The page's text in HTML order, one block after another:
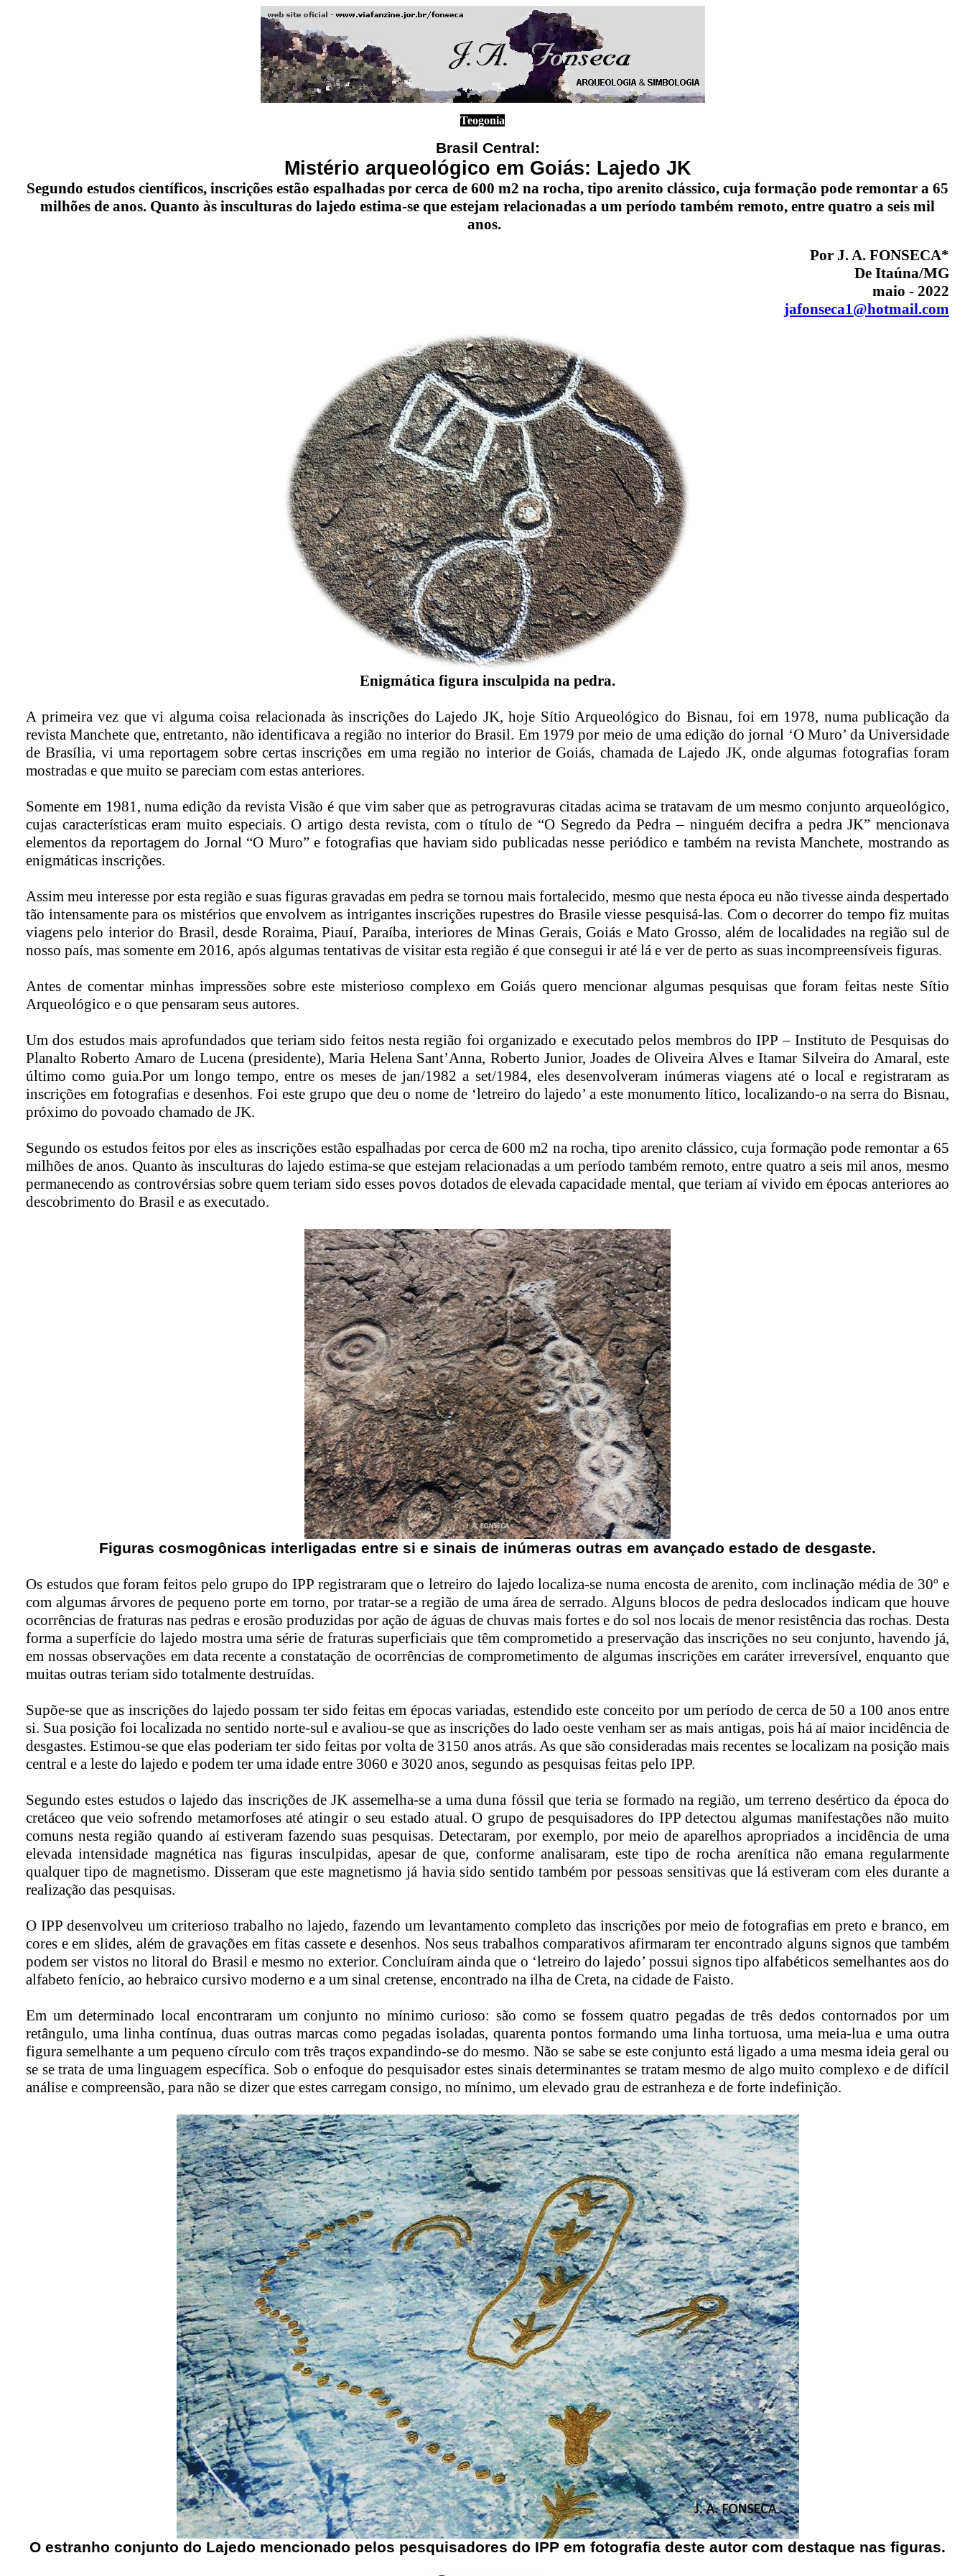
Teogonia
Brasil Central:
Mistério arqueológico em Goiás: Lajedo JK
Segundo estudos científicos, inscrições estão espalhadas por cerca de 600 m2 na rocha, tipo arenito clássico, cuja formação pode remontar a 65
milhões de anos. Quanto às insculturas do lajedo estima-se que estejam relacionadas a um período também remoto, entre quatro a seis mil
anos.
Por J. A. FONSECA*
De Itaúna/MG
maio - 2022
jafonseca1@hotmail.com
Enigmática figura insculpida na pedra.
A primeira vez que vi alguma coisa relacionada às inscrições do Lajedo JK, hoje Sítio Arqueológico do Bisnau, foi em 1978, numa publicação da
revista Manchete que, entretanto, não identificava a região no interior do Brasil. Em 1979 por meio de uma edição do jornal ‘O Muro’ da Universidade
de Brasília, vi uma reportagem sobre certas inscrições em uma região no interior de Goiás, chamada de Lajedo JK, onde algumas fotografias foram
mostradas e que muito se pareciam com estas anteriores.
Somente em 1981, numa edição da revista Visão é que vim saber que as petrogravuras citadas acima se tratavam de um mesmo conjunto arqueológico,
cujas características eram muito especiais. O artigo desta revista, com o título de “O Segredo da Pedra – ninguém decifra a pedra JK” mencionava
elementos da reportagem do Jornal “O Muro” e fotografias que haviam sido publicadas nesse periódico e também na revista Manchete, mostrando as
enigmáticas inscrições.
Assim meu interesse por esta região e suas figuras gravadas em pedra se tornou mais fortalecido, mesmo que nesta época eu não tivesse ainda despertado
tão intensamente para os mistérios que envolvem as intrigantes inscrições rupestres do Brasile viesse pesquisá-las. Com o decorrer do tempo fiz muitas
viagens pelo interior do Brasil, desde Roraima, Piauí, Paraíba, interiores de Minas Gerais, Goiás e Mato Grosso, além de localidades na região sul de
nosso país, mas somente em 2016, após algumas tentativas de visitar esta região é que consegui ir até lá e ver de perto as suas incompreensíveis figuras.
Antes de comentar minhas impressões sobre este misterioso complexo em Goiás quero mencionar algumas pesquisas que foram feitas neste Sítio
Arqueológico e o que pensaram seus autores.
Um dos estudos mais aprofundados que teriam sido feitos nesta região foi organizado e executado pelos membros do IPP – Instituto de Pesquisas do
Planalto Roberto Amaro de Lucena (presidente), Maria Helena Sant’Anna, Roberto Junior, Joades de Oliveira Alves e Itamar Silveira do Amaral, este
último como guia.Por um longo tempo, entre os meses de jan/1982 a set/1984, eles desenvolveram inúmeras viagens até o local e registraram as
inscrições em fotografias e desenhos. Foi este grupo que deu o nome de ‘letreiro do lajedo’ a este monumento lítico, localizando-o na serra do Bisnau,
próximo do povoado chamado de JK.
Segundo os estudos feitos por eles as inscrições estão espalhadas por cerca de 600 m2 na rocha, tipo arenito clássico, cuja formação pode remontar a 65
milhões de anos. Quanto às insculturas do lajedo estima-se que estejam relacionadas a um período também remoto, entre quatro a seis mil anos, mesmo
permanecendo as controvérsias sobre quem teriam sido esses povos dotados de elevada capacidade mental, que teriam aí vivido em épocas anteriores ao
descobrimento do Brasil e as executado.
Figuras cosmogônicas interligadas entre si e sinais de inúmeras outras em avançado estado de desgaste.
Os estudos que foram feitos pelo grupo do IPP registraram que o letreiro do lajedo localiza-se numa encosta de arenito, com inclinação média de 30º e
com algumas árvores de pequeno porte em torno, por tratar-se a região de uma área de serrado. Alguns blocos de pedra deslocados indicam que houve
ocorrências de fraturas nas pedras e erosão produzidas por ação de águas de chuvas mais fortes e do sol nos locais de menor resistência das rochas. Desta
forma a superfície do lajedo mostra uma série de fraturas superficiais que têm comprometido a preservação das inscrições no seu conjunto, havendo já,
em nossas observações em data recente a constatação de ocorrências de comprometimento de algumas inscrições em caráter irreversível, enquanto que
muitas outras teriam sido totalmente destruídas.
Supõe-se que as inscrições do lajedo possam ter sido feitas em épocas variadas, estendido este conceito por um período de cerca de 50 a 100 anos entre
si. Sua posição foi localizada no sentido norte-sul e avaliou-se que as inscrições do lado oeste venham ser as mais antigas, pois há aí maior incidência de
desgastes. Estimou-se que elas poderiam ter sido feitas por volta de 3150 anos atrás. As que são consideradas mais recentes se localizam na posição mais
central e a leste do lajedo e podem ter uma idade entre 3060 e 3020 anos, segundo as pesquisas feitas pelo IPP.
Segundo estes estudos o lajedo das inscrições de JK assemelha-se a uma duna fóssil que teria se formado na região, um terreno desértico da época do
cretáceo que veio sofrendo metamorfoses até atingir o seu estado atual. O grupo de pesquisadores do IPP detectou algumas manifestações não muito
comuns nesta região quando aí estiveram fazendo suas pesquisas. Detectaram, por exemplo, por meio de aparelhos apropriados a incidência de uma
elevada intensidade magnética nas figuras insculpidas, apesar de que, conforme analisaram, este tipo de rocha arenítica não emana regularmente
qualquer tipo de magnetismo. Disseram que este magnetismo já havia sido sentido também por pessoas sensitivas que lá estiveram com eles durante a
realização das pesquisas.
O IPP desenvolveu um criterioso trabalho no lajedo, fazendo um levantamento completo das inscrições por meio de fotografias em preto e branco, em
cores e em slides, além de gravações em fitas cassete e desenhos. Nos seus trabalhos comparativos afirmaram ter encontrado alguns signos que também
podem ser vistos no litoral do Brasil e mesmo no exterior. Concluíram ainda que o ‘letreiro do lajedo’ possui signos tipo alfabéticos semelhantes aos do
alfabeto fenício, ao hebraico cursivo moderno e a um sinal cretense, encontrado na ilha de Creta, na cidade de Faisto.
Em um determinado local encontraram um conjunto no mínimo curioso: são como se fossem quatro pegadas de três dedos contornados por um
retângulo, uma linha contínua, duas outras marcas como pegadas isoladas, quarenta pontos formando uma linha tortuosa, uma meia-lua e uma outra
figura semelhante a um pequeno círculo com três traços expandindo-se do mesmo. Não se sabe se este conjunto está ligado a uma mesma ideia geral ou
se se trata de uma linguagem específica. Sob o enfoque do pesquisador estes sinais determinantes se tratam mesmo de algo muito complexo e de difícil
análise e compreensão, para não se dizer que estes carregam consigo, no mínimo, um elevado grau de estranheza e de forte indefinição.
O estranho conjunto do Lajedo mencionado pelos pesquisadores do IPP em fotografia deste autor com destaque nas figuras.